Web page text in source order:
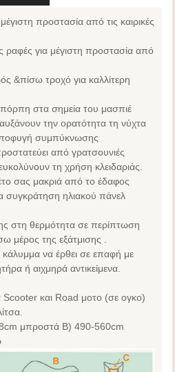
προστασία από τις καιρικές
ραφές για μέγιστη προστασία από
&πίσω τροχό για καλλίτερη
στα σημεία του μασπιέ
την ορατότητα τη νύχτα
συμπύκνωσης
από γρατσουνιές
τη χρήση κλειδαριάς.
σας μακριά από το έδαφος
ηλιακού πάνελ
στη θερμότητα σε περίπτωση
μέρος της εξάτμισης .
να έρθει σε επαφή με
ή αιχμηρά αντικείμενα.
Scooter και Road μοτο (σε ογκο)
μπροστά B) 490-560cm